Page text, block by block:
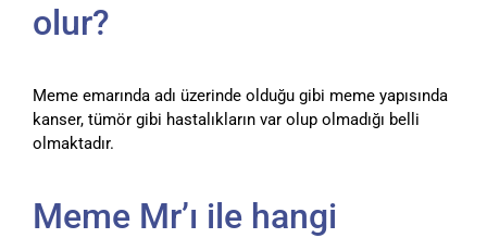
olur?
Meme emarında adı üzerinde olduğu gibi meme yapısında
kanser, tümör gibi hastalıkların var olup olmadığı belli
olmaktadır.
Meme Mr’ı ile hangi